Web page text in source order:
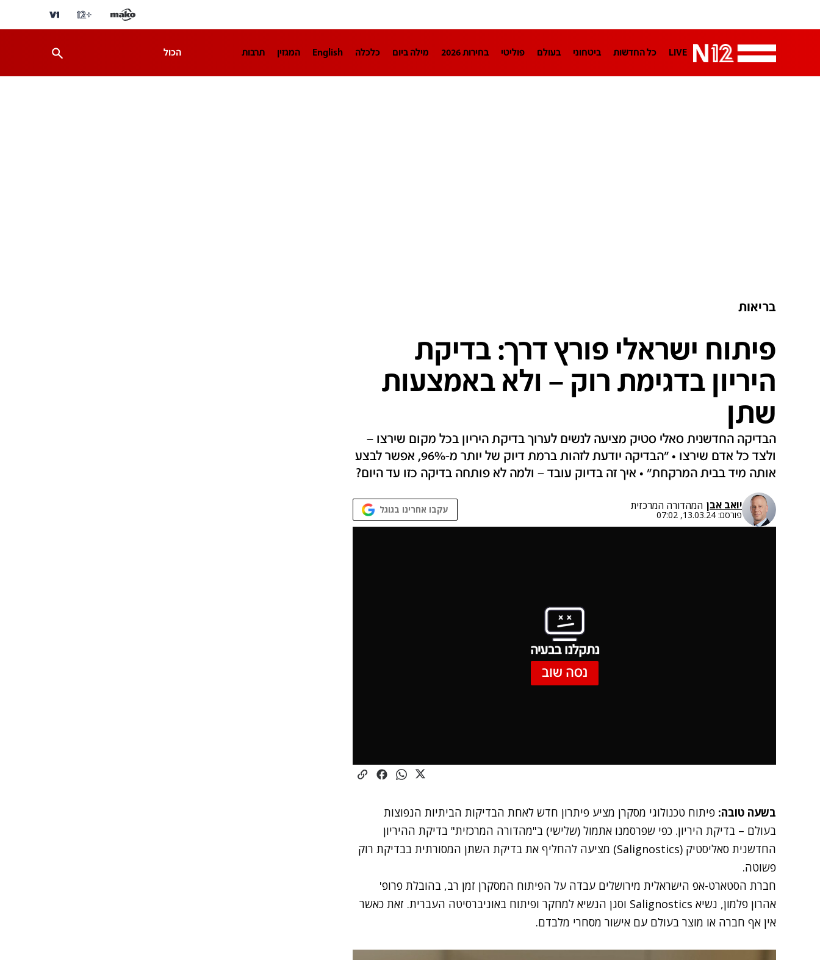
LIVE כל החדשות ביטחוני בעולם פוליטי בחירות 2026 מילה ביום כלכלה English המגזין תרבות הכול
בריאות
פיתוח ישראלי פורץ דרך: בדיקת
היריון בדגימת רוק – ולא באמצעות
שתן
הבדיקה החדשנית סאלי סטיק מציעה לנשים לערוך בדיקת היריון בכל מקום שירצו –
ולצד כל אדם שירצו • "הבדיקה יודעת לזהות ברמת דיוק של יותר מ-96%, אפשר לבצע
אותה מיד בבית המרקחת" • איך זה בדיוק עובד – ולמה לא פותחה בדיקה כזו עד היום?
יואב אבן המהדורה המרכזית
פורסם: 13.03.24, 07:02 עקבו אחרינו בגוגל
נתקלנו בבעיה
נסה שוב
בשעה טובה: פיתוח טכנולוגי מסקרן מציע פיתרון חדש לאחת הבדיקות הביתיות הנפוצות
בעולם – בדיקת היריון. כפי שפרסמנו אתמול (שלישי) ב"מהדורה המרכזית" בדיקת ההיריון
החדשנית סאליסטיק (Salignostics) מציעה להחליף את בדיקת השתן המסורתית בבדיקת רוק
פשוטה.
חברת הסטארט-אפ הישראלית מירושלים עבדה על הפיתוח המסקרן זמן רב, בהובלת פרופ'
אהרון פלמון, נשיא Salignostics וסגן הנשיא למחקר ופיתוח באוניברסיטה העברית. זאת כאשר
אין אף חברה או מוצר בעולם עם אישור מסחרי מלבדם.